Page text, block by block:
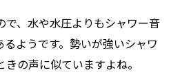
で、水や水圧よりもシャワー音
ようです。勢いが強いシャワ
の声に似ていますよね。